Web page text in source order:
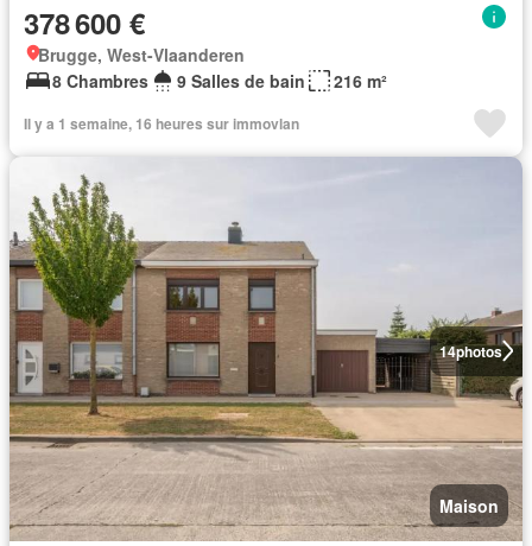
378 600 €
Brugge, West-Vlaanderen
8 Chambres
9 Salles de bain 216 m²
Il y a 1 semaine, 16 heures sur immovlan
14photos
Maison